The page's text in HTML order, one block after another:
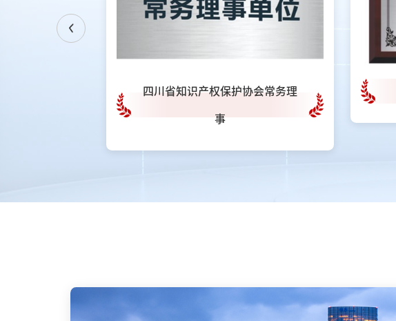
四川省知识产权保护协会常务理
事